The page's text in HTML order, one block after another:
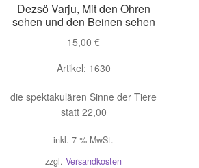
Dezsö Varju, Mit den Ohren
sehen und den Beinen sehen
15,00€
Artikel: 1630
die spektakulären Sinne der Tiere
statt 22,00
inkl. 7 % MwSt.
zzgl.Versandkosten